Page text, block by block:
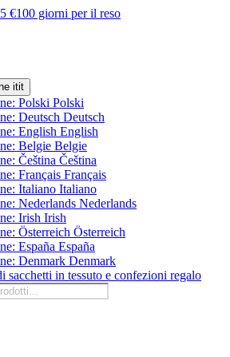
€100 giorni per il reso
it
Polski
Deutsch
English
Belgie
Čeština
Français
Italiano
Nederlands
Irish
Österreich
España
Denmark